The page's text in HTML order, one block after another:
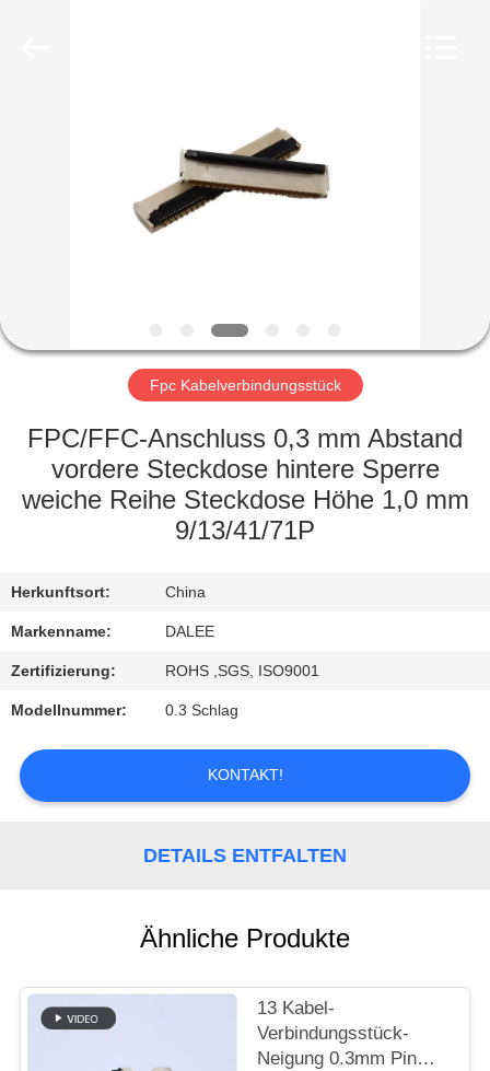
PRODUKTE
FABRIK-
AUSFLUG
QUALITÄTSKONTROLLE
MIT
UNS
IN
VERBINDUNG
FORDERN
SIE
SITEMAP
Fpc Kabelverbindungsstück
FPC/FFC-Anschluss 0,3 mm Abstand
vordere Steckdose hintere Sperre
weiche Reihe Steckdose Höhe 1,0 mm
9/13/41/71P
Herkunftsort: China
Markenname: DALEE
Zertifizierung: ROHS ,SGS, ISO9001
Modellnummer: 0.3 Schlag
KONTAKT!
DETAILS ENTFALTEN
Ähnliche Produkte
13 Kabel-
Verbindungsstück-
Neigung 0.3mm Pin